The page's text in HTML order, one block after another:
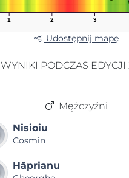
1 2 3
Udostępnij mapę
WYNIKI PODCZAS EDYCJI
Mężczyźni
Nisioiu
Cosmin
Hăprianu